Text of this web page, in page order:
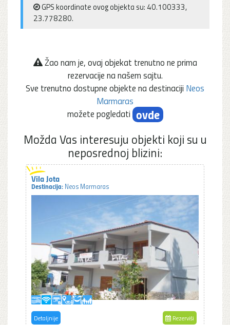
GPS koordinate ovog objekta su: 40.100333,
23.778280.
Žao nam je, ovaj objekat trenutno ne prima
rezervacije na našem sajtu.
Sve trenutno dostupne objekte na destinaciji Neos
Marmaras
možete pogledati ovde
Možda Vas interesuju objekti koji su u
neposrednoj blizini:
Vila Jota
Destinacija: Neos Marmaras
Detaljnije Rezerviši